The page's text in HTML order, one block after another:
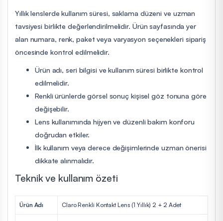
Yıllık lenslerde kullanım süresi, saklama düzeni ve uzman
tavsiyesi birlikte değerlendirilmelidir. Ürün sayfasında yer
alan numara, renk, paket veya varyasyon seçenekleri sipariş
öncesinde kontrol edilmelidir.
Ürün adı, seri bilgisi ve kullanım süresi birlikte kontrol
edilmelidir.
Renkli ürünlerde görsel sonuç kişisel göz tonuna göre
değişebilir.
Lens kullanımında hijyen ve düzenli bakım konforu
doğrudan etkiler.
İlk kullanım veya derece değişimlerinde uzman önerisi
dikkate alınmalıdır.
Teknik ve kullanım özeti
Ürün Adı Claro Renkli Kontakt Lens (1 Yıllık) 2 + 2 Adet